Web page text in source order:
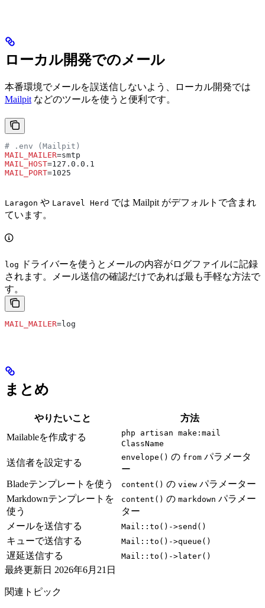
ローカル開発でのメール
本番環境でメールを誤送信しないよう、ローカル開発では
Mailpit などのツールを使うと便利です。
# .env (Mailpit)
MAIL_MAILER=smtp
MAIL_HOST=127.0.0.1
MAIL_PORT=1025
Laragon や Laravel Herd では Mailpit がデフォルトで含まれ
ています。
log
ドライバーを使うとメールの内容がログファイルに記録
されます。メール送信の確認だけであれば最も手軽な方法で
す。
MAIL_MAILER=log
まとめ
やりたいこと
方法
Mailableを作成する
php artisan make:mail
ClassName
送信者を設定する
envelope() の from パラメータ
ー
Bladeテンプレートを使う
content() の view パラメーター
Markdownテンプレートを
使う
content() の markdown パラメー
ター
メールを送信する
Mail::to()->send()
キューで送信する Mail::to()->queue()
遅延送信する Mail::to()->later()
最終更新日 2026年6月21日
関連トピック